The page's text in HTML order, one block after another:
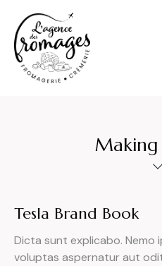
Making
Tesla Brand Book
Dicta sunt explicabo. Nemo
voluptas aspernatur aut